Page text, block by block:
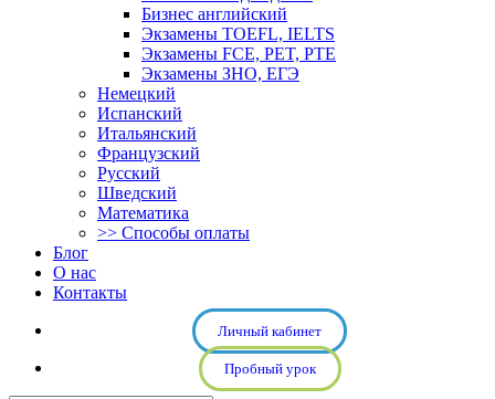
Бизнес английский
Экзамены TOEFL, IELTS
Экзамены FCE, PET, PTE
Экзамены ЗНО, ЕГЭ
Немецкий
Испанский
Итальянский
Французский
Русский
Шведский
Математика
>> Способы оплаты
Блог
О нас
Контакты
Личный кабинет
Пробный урок